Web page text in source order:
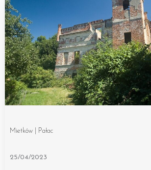
Mietków | Pałac
25/04/2023